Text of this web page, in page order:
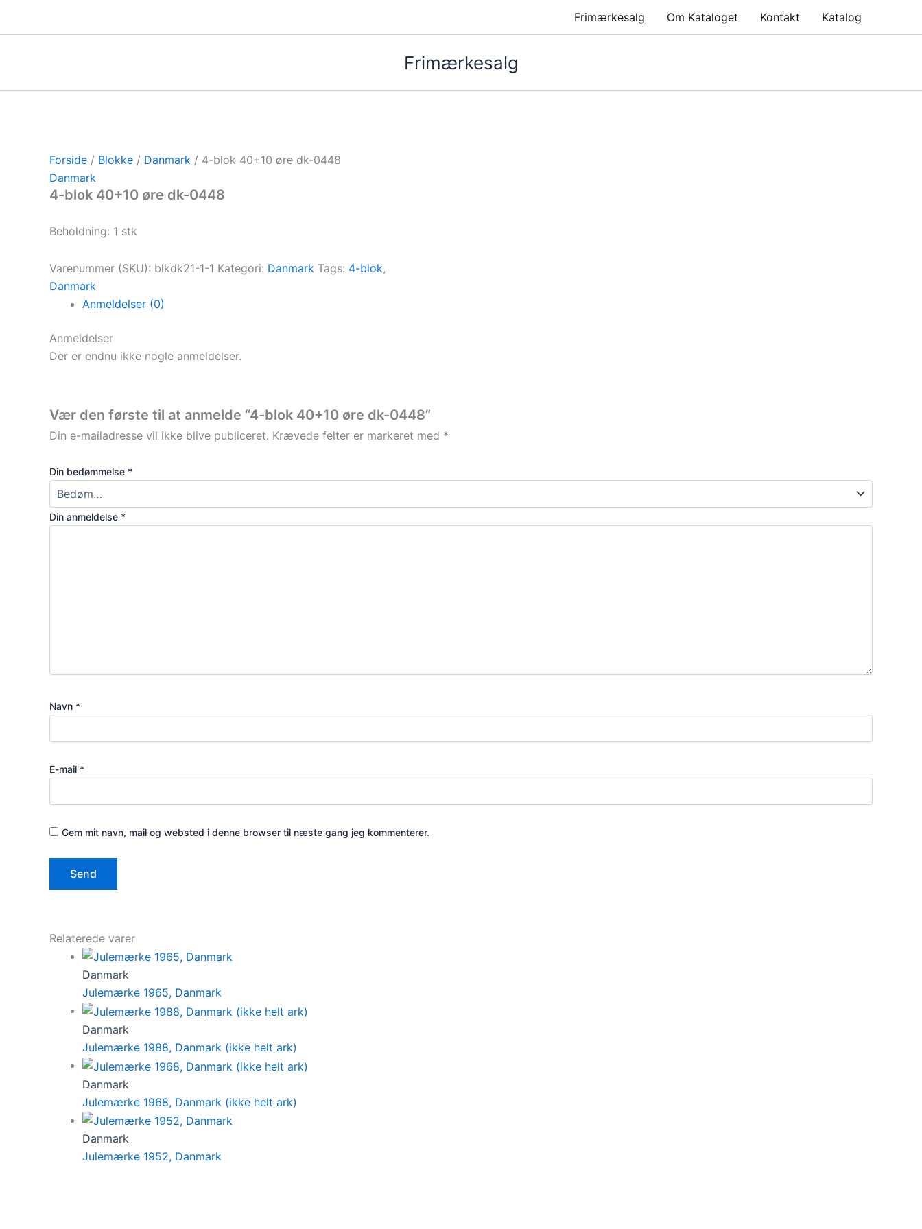
Frimærkesalg Om Kataloget Kontakt Katalog
Frimærkesalg
Forside / Blokke / Danmark / 4-blok 40+10 øre dk-0448
Danmark
4-blok 40+10 øre dk-0448
Beholdning: 1 stk
Varenummer (SKU): blkdk21-1-1 Kategori: Danmark Tags: 4-blok,
Danmark
Anmeldelser (0)
Anmeldelser
Der er endnu ikke nogle anmeldelser.
Vær den første til at anmelde “4-blok 40+10 øre dk-0448”
Din e-mailadresse vil ikke blive publiceret. Krævede felter er markeret med *
Din bedømmelse *
Din anmeldelse *
Navn *
E-mail *
Gem mit navn, mail og websted i denne browser til næste gang jeg kommenterer.
Relaterede varer
Danmark
Julemærke 1965, Danmark
Danmark
Julemærke 1988, Danmark (ikke helt ark)
Danmark
Julemærke 1968, Danmark (ikke helt ark)
Danmark
Julemærke 1952, Danmark